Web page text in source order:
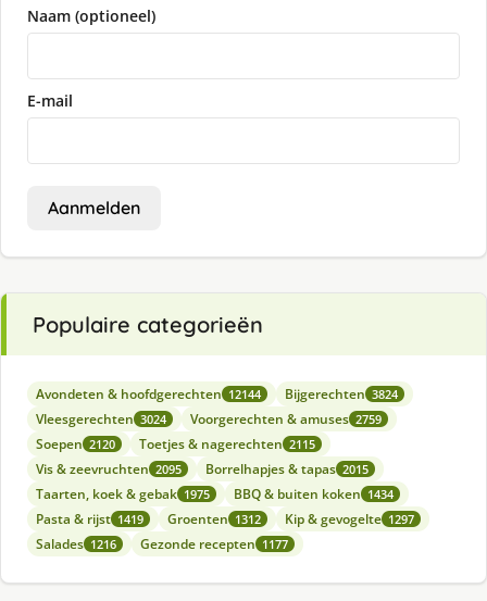
Naam (optioneel)
E-mail
Aanmelden
Populaire categorieën
Avondeten & hoofdgerechten 12144 Bijgerechten 3824
Vleesgerechten 3024 Voorgerechten & amuses 2759
Soepen 2120 Toetjes & nagerechten 2115
Vis & zeevruchten 2095 Borrelhapjes & tapas 2015
Taarten, koek & gebak 1975 BBQ & buiten koken 1434
Pasta & rijst 1419 Groenten 1312 Kip & gevogelte 1297
Salades 1216 Gezonde recepten 1177